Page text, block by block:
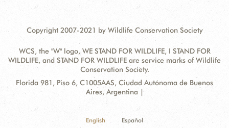
Copyright 2007-2021 by Wildlife Conservation Society
WCS, the "W" logo, WE STAND FOR WILDLIFE, I STAND FOR
WILDLIFE, and STAND FOR WILDLIFE are service marks of Wildlife
Conservation Society.
Contact
Address:
Florida 981, Piso 6, C1005AAS, Ciudad Autónoma de Buenos
Aires, Argentina |
English Español